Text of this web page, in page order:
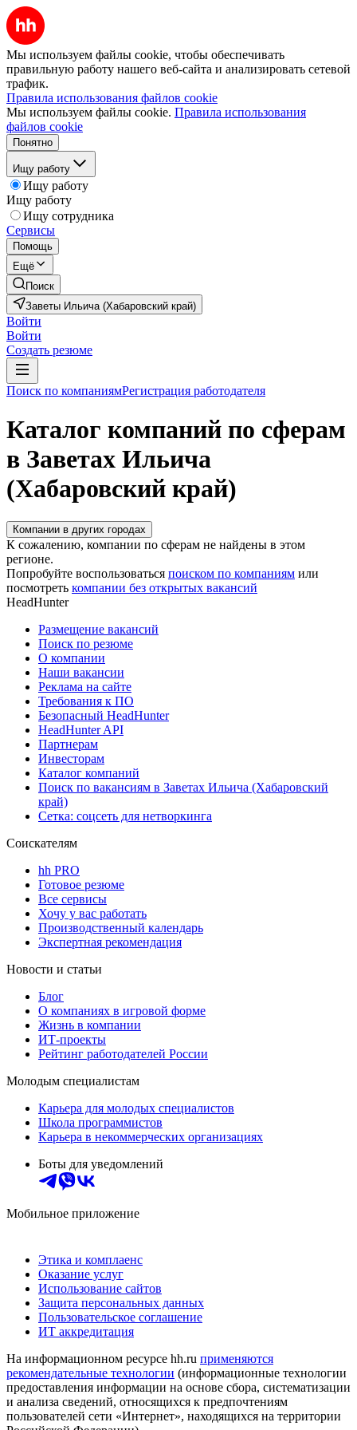
Мы используем файлы cookie, чтобы обеспечивать
правильную работу нашего веб-сайта и анализировать сетевой
трафик.
Правила использования файлов cookie
Мы используем файлы cookie. Правила использования
файлов cookie
Понятно
Ищу работу
Ищу работу
Ищу работу
Ищу сотрудника
Сервисы
Помощь
Ещё
Поиск
Заветы Ильича (Хабаровский край)
Войти
Войти
Создать резюме
Поиск по компаниямРегистрация работодателя
Каталог компаний по сферам
в Заветах Ильича
(Хабаровский край)
Компании в других городах
К сожалению, компании по сферам не найдены в этом
регионе.
Попробуйте воспользоваться поиском по компаниям или
посмотреть компании без открытых вакансий
HeadHunter
Размещение вакансий
Поиск по резюме
О компании
Наши вакансии
Реклама на сайте
Требования к ПО
Безопасный HeadHunter
HeadHunter API
Партнерам
Инвесторам
Каталог компаний
Поиск по вакансиям в Заветах Ильича (Хабаровский
край)
Сетка: соцсеть для нетворкинга
Соискателям
hh PRO
Готовое резюме
Все сервисы
Хочу у вас работать
Производственный календарь
Экспертная рекомендация
Новости и статьи
Блог
О компаниях в игровой форме
Жизнь в компании
ИТ-проекты
Рейтинг работодателей России
Молодым специалистам
Карьера для молодых специалистов
Школа программистов
Карьера в некоммерческих организациях
Боты для уведомлений
Мобильное приложение
Этика и комплаенс
Оказание услуг
Использование сайтов
Защита персональных данных
Пользовательское соглашение
ИТ аккредитация
На информационном ресурсе hh.ru применяются
рекомендательные технологии (информационные технологии
предоставления информации на основе сбора, систематизации
и анализа сведений, относящихся к предпочтениям
пользователей сети «Интернет», находящихся на территории